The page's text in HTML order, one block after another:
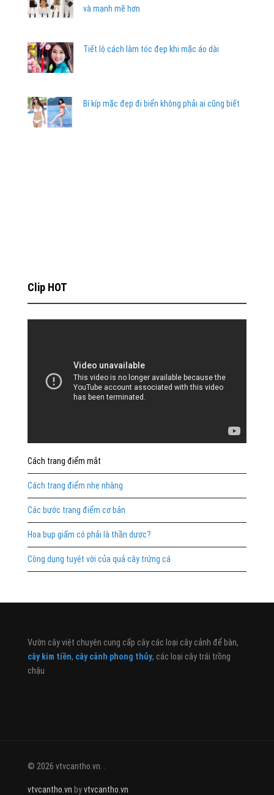
và mạnh mẽ hơn
Tiết lộ cách làm tóc đẹp khi mặc áo dài
Bí kíp mặc đẹp đi biển không phải ai cũng biết
Clip HOT
Cách trang điểm mắt
Cách trang điểm nhẹ nhàng
Các bước trang điểm cơ bản
Hoa bụp giấm có phải là thần dược?
Công dụng tuyệt vời của quả cây trứng cá
Vườn cây việt chuyên cung cấp cây các loại cây cảnh để bàn,
cây kim tiền, cây cảnh phong thủy, các loại cây trái trồng
chậu
© 2026 vtvcantho.vn. .
vtvcantho.vn byvtvcantho.vn